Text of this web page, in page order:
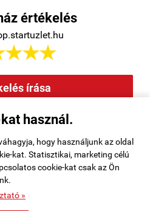
használ.
hogy használjunk az oldal
kat. Statisztikai, marketing célú
cookie-kat csak az Ön
»
értékelés

írása
|Kosár tartalma, megrendelés